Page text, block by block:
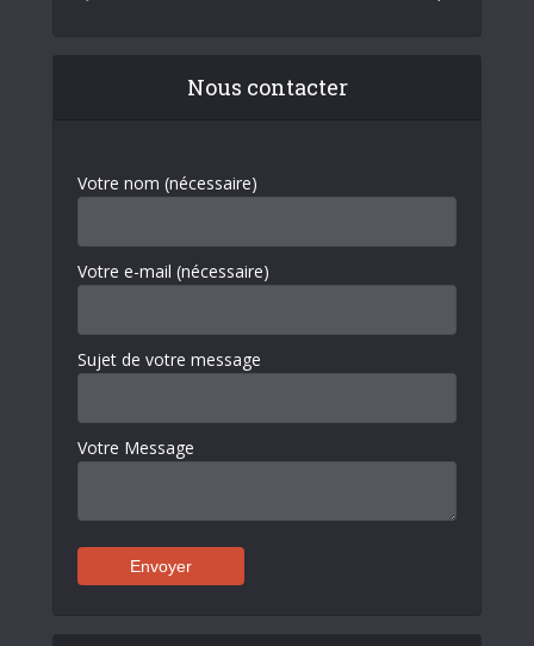
Nous contacter
Votre nom (nécessaire)
Votre e-mail (nécessaire)
Sujet de votre message
Votre Message